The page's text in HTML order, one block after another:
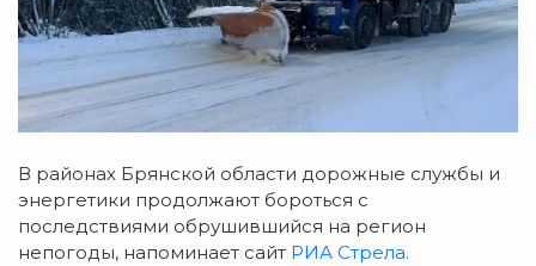
В районах Брянской области дорожные службы и
энергетики продолжают бороться с
последствиями обрушившийся на регион
непогоды, напоминает сайт РИА Стрела.